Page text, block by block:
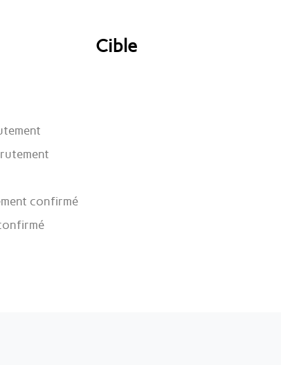
Cible
confirmé